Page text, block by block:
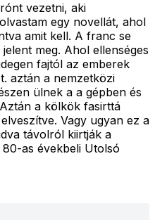
vezetni, aki
egy novellát, ahol
amit kell. A franc se
meg. Ahol ellenséges
fajtól az emberek
aztán a nemzetközi
ülnek a a gépben és
a kölkök fasirttá
Vagy ugyan ez a
távolról kiirtják a
as évekbeli Utolsó